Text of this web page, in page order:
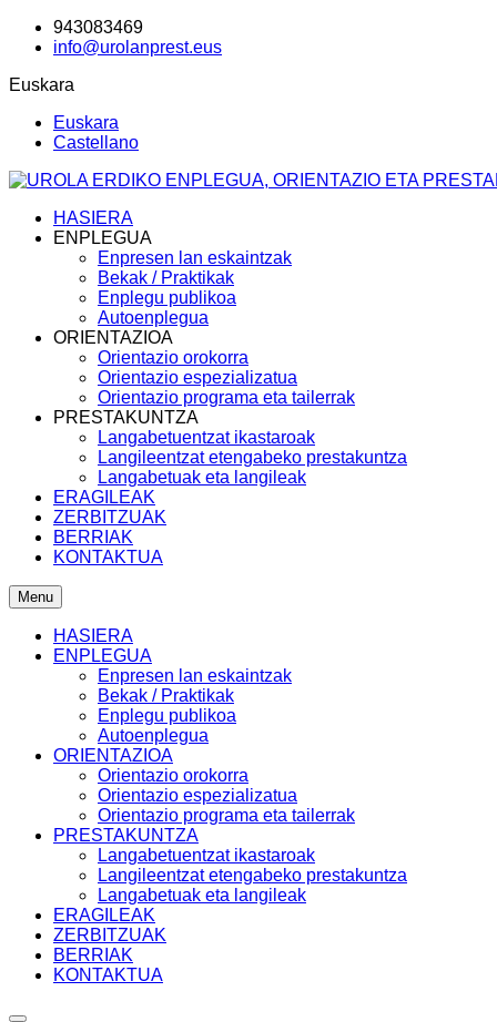
943083469
info@urolanprest.eus
Euskara
Euskara
Castellano
HASIERA
ENPLEGUA
Enpresen lan eskaintzak
Bekak / Praktikak
Enplegu publikoa
Autoenplegua
ORIENTAZIOA
Orientazio orokorra
Orientazio espezializatua
Orientazio programa eta tailerrak
PRESTAKUNTZA
Langabetuentzat ikastaroak
Langileentzat etengabeko prestakuntza
Langabetuak eta langileak
ERAGILEAK
ZERBITZUAK
BERRIAK
KONTAKTUA
Menu
HASIERA
ENPLEGUA
Enpresen lan eskaintzak
Bekak / Praktikak
Enplegu publikoa
Autoenplegua
ORIENTAZIOA
Orientazio orokorra
Orientazio espezializatua
Orientazio programa eta tailerrak
PRESTAKUNTZA
Langabetuentzat ikastaroak
Langileentzat etengabeko prestakuntza
Langabetuak eta langileak
ERAGILEAK
ZERBITZUAK
BERRIAK
KONTAKTUA